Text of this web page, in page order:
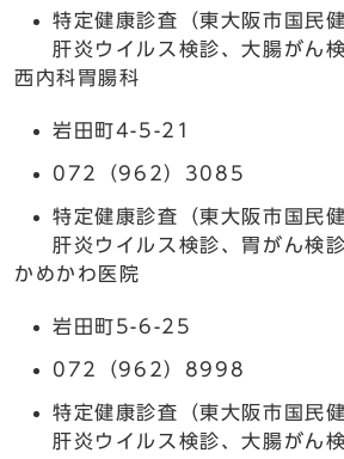
特定健康診査（東大阪市国民
肝炎ウイルス検診、大腸がん
西内科胃腸科
岩田町4-5-21
072（962）3085
特定健康診査（東大阪市国民
肝炎ウイルス検診、胃がん検
かめかわ医院
岩田町5-6-25
072（962）8998
特定健康診査（東大阪市国民
肝炎ウイルス検診、大腸がん